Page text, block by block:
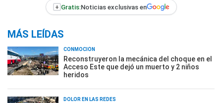
+ Gratis:Noticias exclusivas en
MÁS LEÍDAS
CONMOCIÓN
Reconstruyeron la mecánica del choque en el
Acceso Este que dejó un muerto y 2 niños
heridos
DOLOR EN LAS REDES